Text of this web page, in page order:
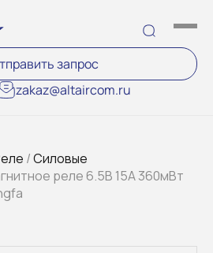
zakaz@altaircom.ru
запрос
/Силовые
реле 6.5В 15A 360мВт